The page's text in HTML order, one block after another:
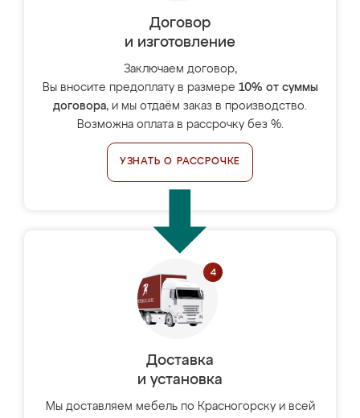
Договор
и изготовление
Заключаем договор,
Вы вносите предоплату в размере 10% от суммы
договора, и мы отдаём заказ в производство.
Возможна оплата в рассрочку без %.
УЗНАТЬ О РАССРОЧКЕ
Доставка
и установка
Мы доставляем мебель по Красногорску и всей